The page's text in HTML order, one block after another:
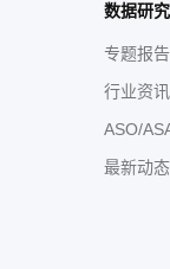
数据研
专题报告
行业资讯
ASO/
最新动态